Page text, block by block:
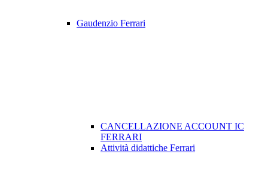
Gaudenzio Ferrari
CANCELLAZIONE ACCOUNT IC
FERRARI
Attività didattiche Ferrari